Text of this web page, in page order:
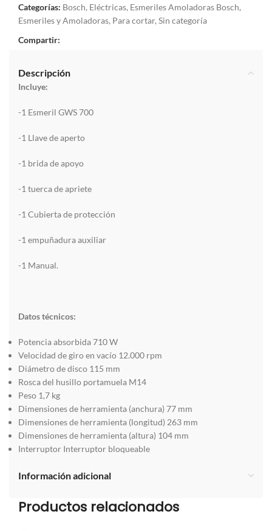
Categorías: Bosch, Eléctricas, Esmeriles Amoladoras Bosch,
Esmeriles y Amoladoras, Para cortar, Sin categoría
Compartir:
Descripción
Incluye:
-1 Esmeril GWS 700
-1 Llave de aperto
-1 brida de apoyo
-1 tuerca de apriete
-1 Cubierta de protección
-1 empuñadura auxiliar
-1 Manual.
Datos técnicos:
Potencia absorbida 710 W
Velocidad de giro en vacío 12.000 rpm
Diámetro de disco 115 mm
Rosca del husillo portamuela M14
Peso 1,7 kg
Dimensiones de herramienta (anchura) 77 mm
Dimensiones de herramienta (longitud) 263 mm
Dimensiones de herramienta (altura) 104 mm
Interruptor Interruptor bloqueable
Información adicional
Productos relacionados